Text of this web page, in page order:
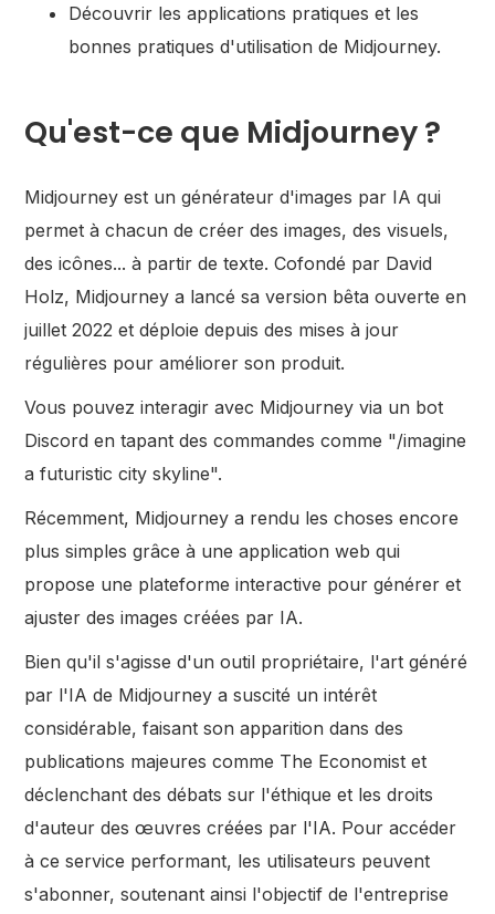
Découvrir les applications pratiques et les
bonnes pratiques d'utilisation de Midjourney.
Qu'est-ce que Midjourney ?
Midjourney est un générateur d'images par IA qui
permet à chacun de créer des images, des visuels,
des icônes... à partir de texte. Cofondé par David
Holz, Midjourney a lancé sa version bêta ouverte en
juillet 2022 et déploie depuis des mises à jour
régulières pour améliorer son produit.
Vous pouvez interagir avec Midjourney via un bot
Discord en tapant des commandes comme "/imagine
a futuristic city skyline".
Récemment, Midjourney a rendu les choses encore
plus simples grâce à une application web qui
propose une plateforme interactive pour générer et
ajuster des images créées par IA.
Bien qu'il s'agisse d'un outil propriétaire, l'art généré
par l'IA de Midjourney a suscité un intérêt
considérable, faisant son apparition dans des
publications majeures comme The Economist et
déclenchant des débats sur l'éthique et les droits
d'auteur des œuvres créées par l'IA. Pour accéder
à ce service performant, les utilisateurs peuvent
s'abonner, soutenant ainsi l'objectif de l'entreprise